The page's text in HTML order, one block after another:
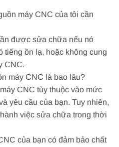
máy CNC của tôi cần
được sửa chữa nếu nó
tiếng ồn lạ, hoặc không cung
CNC.
máy CNC là bao lâu?
CNC tùy thuộc vào mức
yêu cầu của bạn. Tuy nhiên,
việc sửa chữa trong thời
của bạn có đảm bảo chất